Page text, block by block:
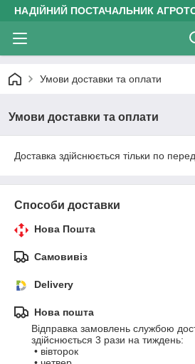
НАДІЙНИЙ ПОСТАЧАЛЬНИК
Умови доставки та оплати
Умови доставки та оплати
Доставка здійснюється тільки по
Способи доставки
Нова Пошта
Самовивіз
Delivery
Нова пошта
Відправка замовлень службою
здійснюється 3 рази на тиждень: